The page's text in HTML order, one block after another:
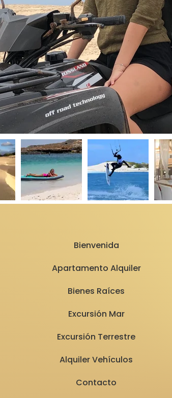
Bienvenida
Apartamento Alquiler
Bienes Raíces
Excursión Mar
Excursión Terrestre
Alquiler Vehículos
Contacto